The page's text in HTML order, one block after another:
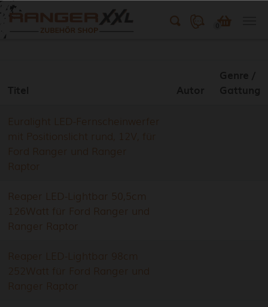
Euralight LED-Fernscheinwerfer
mit Positionslicht rund, 12V, für
Ford Ranger und Ranger
Raptor
Reaper LED-Lightbar 50,5cm
126Watt für Ford Ranger und
Ranger Raptor
Reaper LED-Lightbar 98cm
252Watt für Ford Ranger und
Ranger Raptor